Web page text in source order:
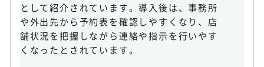
として紹介されています。導入後は、事務所
や外出先から予約表を確認しやすくなり、店
舗状況を把握しながら連絡や指示を行いやす
くなったとされています。